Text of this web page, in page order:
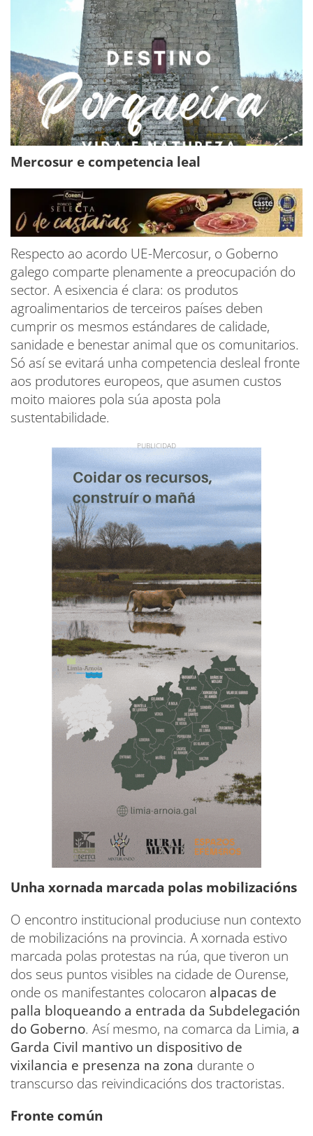
Mercosur e competencia leal
Respecto ao acordo UE-Mercosur, o Goberno
galego comparte plenamente a preocupación do
sector. A esixencia é clara: os produtos
agroalimentarios de terceiros países deben
cumprir os mesmos estándares de calidade,
sanidade e benestar animal que os comunitarios.
Só así se evitará unha competencia desleal fronte
aos produtores europeos, que asumen custos
moito maiores pola súa aposta pola
sustentabilidade.
Unha xornada marcada polas mobilizacións
O encontro institucional produciuse nun contexto
de mobilizacións na provincia. A xornada estivo
marcada polas protestas na rúa, que tiveron un
dos seus puntos visibles na cidade de Ourense,
onde os manifestantes colocaron alpacas de
palla bloqueando a entrada da Subdelegación
do Goberno. Así mesmo, na comarca da Limia, a
Garda Civil mantivo un dispositivo de
vixilancia e presenza na zona durante o
transcurso das reivindicacións dos tractoristas.
Fronte común